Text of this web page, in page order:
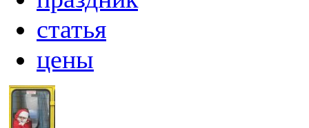
статья
цены